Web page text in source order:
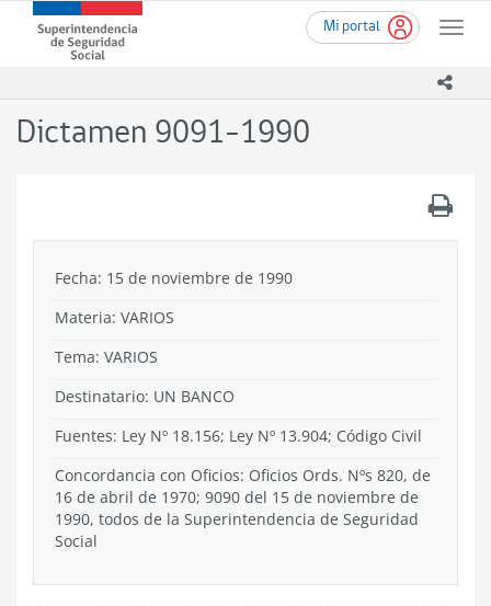
contenido
Mi portal
Toggle
Superintendencia
de
-
Dictamen 9091-1990
Fecha: 15 de noviembre de 1990
Materia: VARIOS
Tema: VARIOS
Destinatario: UN BANCO
Fuentes: Ley Nº 18.156; Ley Nº 13.904; Código Civil
Concordancia con Oficios: Oficios Ords. Nºs 820, de
16 de abril de 1970; 9090 del 15 de noviembre de
1990, todos de la Superintendencia de Seguridad
Social